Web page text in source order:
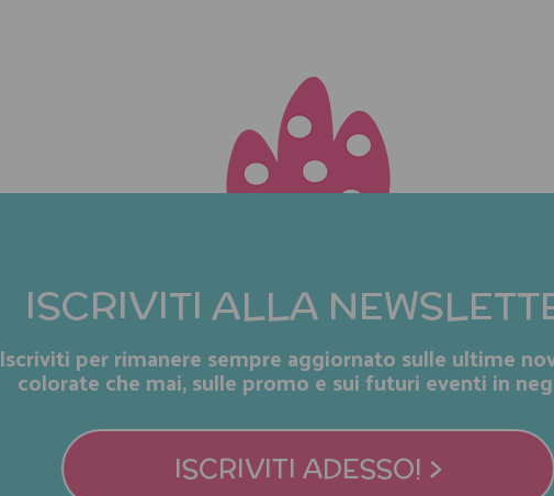
ISCRIVITI ALLA
Iscriviti per rimanere sempre aggiornato sulle ultime
colorate che mai, sulle promo e sui futuri eventi in
ISCRIVITI ADESSO! >